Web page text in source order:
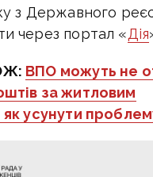
з Державного
через портал «Дія
ВПО можуть не
за житловим
усунути